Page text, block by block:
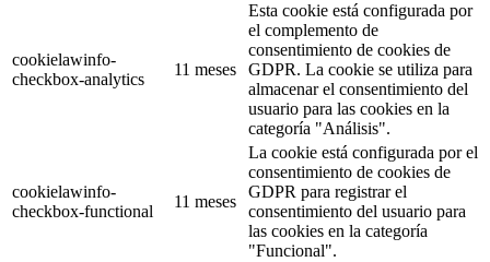
cookielawinfo-
checkbox-analytics
11 meses
Esta cookie está configurada por
el complemento de
consentimiento de cookies de
GDPR. La cookie se utiliza para
almacenar el consentimiento del
usuario para las cookies en la
categoría "Análisis".
cookielawinfo-
checkbox-functional
11 meses
La cookie está configurada por el
consentimiento de cookies de
GDPR para registrar el
consentimiento del usuario para
las cookies en la categoría
"Funcional".